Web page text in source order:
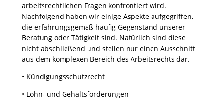
arbeitsrechtlichen Fragen konfrontiert wird.
Nachfolgend haben wir einige Aspekte aufgegriffen,
die erfahrungsgemäß häufig Gegenstand unserer
Beratung oder Tätigkeit sind. Natürlich sind diese
nicht abschließend und stellen nur einen Ausschnitt
aus dem komplexen Bereich des Arbeitsrechts dar.
• Kündigungsschutzrecht
• Lohn- und Gehaltsforderungen